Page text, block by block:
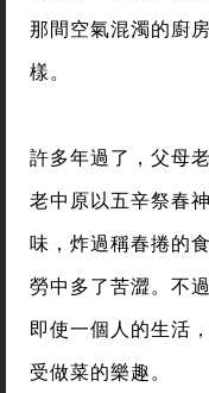
那間空氣混濁的廚
樣。
許多年過了，父母
老中原以五辛祭春
味，炸過稱春捲的
勞中多了苦澀。不
即使一個人的生活
受做菜的樂趣。